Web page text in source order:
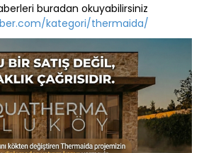
buradan okuyabilirsiniz
kategori/thermaida/